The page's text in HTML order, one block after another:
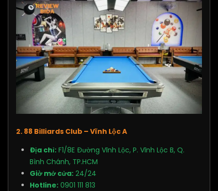
2. 88 Billiards Club – Vĩnh Lộc A
Địa chỉ: F1/8E Đường Vĩnh Lộc, P. Vĩnh Lộc B, Q.
Bình Chánh, TP.HCM
Giờ mở cửa: 24/24
Hotline: 0901 111 813